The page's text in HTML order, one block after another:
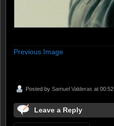
Previous Image
Posted by Samuel Valderas at 00:52
Leave a Reply